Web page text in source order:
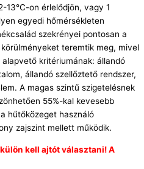
13°C-on érlelődjön, vagy 1
egyedi hőmérsékleten
szekrényei pontosan a
teremtik meg, mivel
kritériumának: állandó
állandó szellőztető rendszer,
A magas szintű szigetelésnek
55%-kal kevesebb
hűtőközeget használó
zajszint mellett működik.
kell ajtót választani! A